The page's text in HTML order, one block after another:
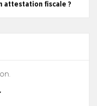
attestation fiscale ?